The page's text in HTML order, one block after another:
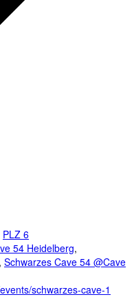
PLZ 6
54 Heidelberg,
, Schwarzes Cave 54 @Cave
schwarzes-cave-1